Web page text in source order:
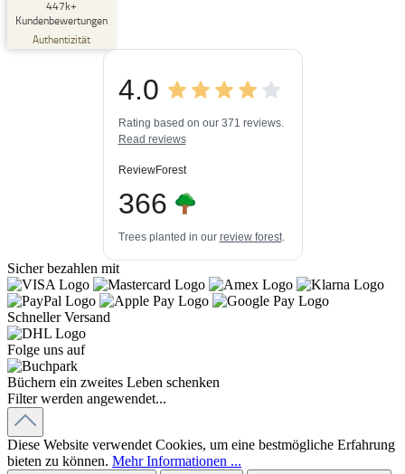
447k+
Kundenbewertungen
Authentizität
4,84
/
5,00
3
ProvenExpert.com
Blick aufs ProvenExpert-Profil werfen
03.08.2026
4.0
Rating based on our 371 reviews.
Read reviews
ReviewForest
366
Trees planted in our review forest.
Sicher bezahlen mit
Schneller Versand
Folge uns auf
Büchern ein zweites Leben schenken
Filter werden angewendet...
Diese Website verwendet Cookies, um eine bestmögliche Erfahrung
bieten zu können. Mehr Informationen ...